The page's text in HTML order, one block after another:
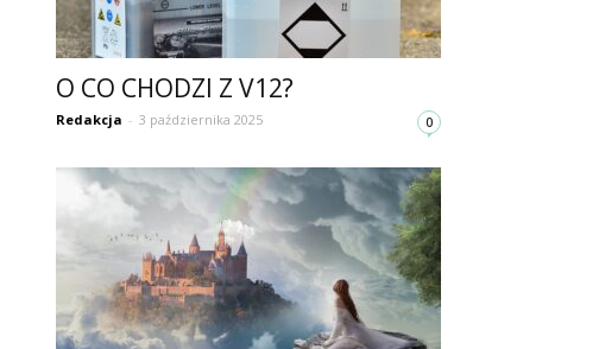
O CO CHODZI Z V12?
Redakcja - 3 października 2025 0